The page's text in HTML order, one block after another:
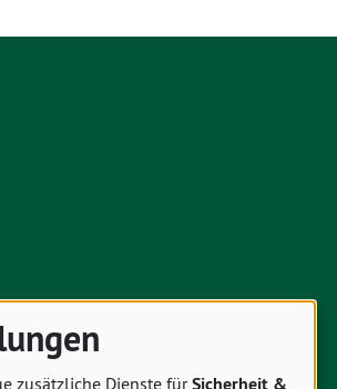
zusätzliche Dienste fürSicherheit &